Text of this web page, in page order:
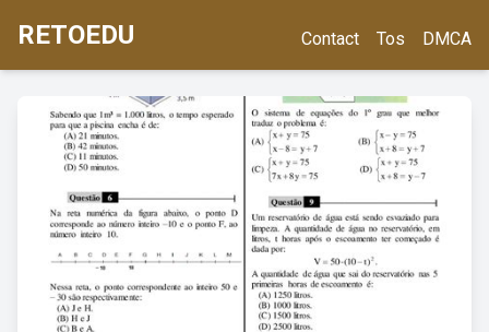
RETOEDU Contact Tos DMCA